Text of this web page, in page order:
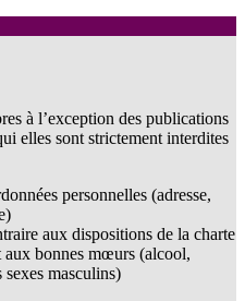
à l’exception des publications
elles sont strictement interdites
personnelles (adresse,
aux dispositions de la charte
aux bonnes mœurs (alcool,
masculins)